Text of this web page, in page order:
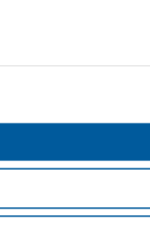
Tomáše Bati 1541, 763